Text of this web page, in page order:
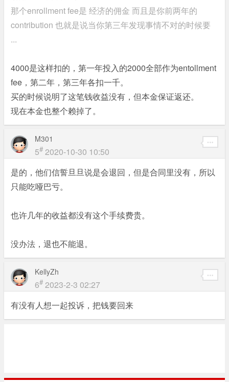
那个enrollment fee是 经济的佣金 而且是你前两年的
contribution 也就是说当你第三年发现事情不对的时候要
...
4000是这样扣的，第一年投入的2000全部作为entollment
fee，第二年，第三年各扣一千。
买的时候说明了这笔钱收益没有，但本金保证返还。
现在本金也整个赖掉了。
M301
5# 2020-10-30 10:50
是的，他们信誓旦旦说是会退回，但是合同里没有，所以
只能吃哑巴亏。
也许几年的收益都没有这个手续费贵。
没办法，退也不能退。
KellyZh
6# 2023-2-3 02:27
有没有人想一起投诉，把钱要回来